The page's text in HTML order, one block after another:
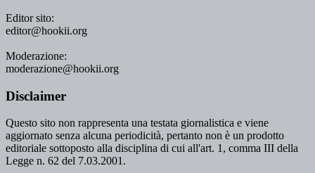
Editor sito:
editor@hookii.org
Moderazione:
moderazione@hookii.org
Disclaimer
Questo sito non rappresenta una testata giornalistica e viene
aggiornato senza alcuna periodicità, pertanto non è un prodotto
editoriale sottoposto alla disciplina di cui all'art. 1, comma III della
Legge n. 62 del 7.03.2001.